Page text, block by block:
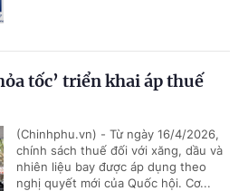
tốc’ triển khai áp thuế
(Chinhphu.vn) - Từ ngày 16/4/2026,
chính sách thuế đối với xăng, dầu và
nhiên liệu bay được áp dụng theo
nghị quyết mới của Quốc hội. Cơ...